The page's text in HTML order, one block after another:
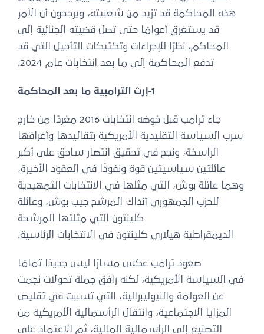
هذه المحاكمة قد تزيد من شعبيته، ويرجحون أن الأمر
قد يستغرق أعوامًا حتى تصل قضيته الجنائية إلى
المحاكم، نظرًا للإجراءات وتكتيكات التأجيل التي قد
تدفع المحاكمة إلى ما بعد انتخابات عام 2024.
1-إرث الترامبية ما بعد المحاكمة
جاء ترامب قبل خوضه انتخابات 2016 مغردًا من خارج
سرب السياسة التقليدية الأمريكية بتقاليدها وأعرافها
الراسخة، ونجح في تحقيق انتصار ساحق على أكبر
عائلتين سياسيتين قوة ونفوذًا في العقود الأخيرة،
وهما عائلة بوش، التي مثلها في الانتخابات التمهيدية
للحزب الجمهوري آنذاك المرشح جيب بوش، وعائلة
كلينتون التي مثلتها المرشحة
الديمقراطية هيلاري كلينتون في الانتخابات الرئاسية.
صعود ترامب عكس مسارًا ليس جديدًا تمامًا
في السياسة الأمريكية، لكنه رافق جملة تحولات نجمت
عن العولمة والنيوليبرالية، التي تسببت في تقليص
المزايا الاجتماعية، وانتقال الرأسمالية الأمريكية من
التصنيع إلى الرأسمالية المالية، ثم الاعتماد على